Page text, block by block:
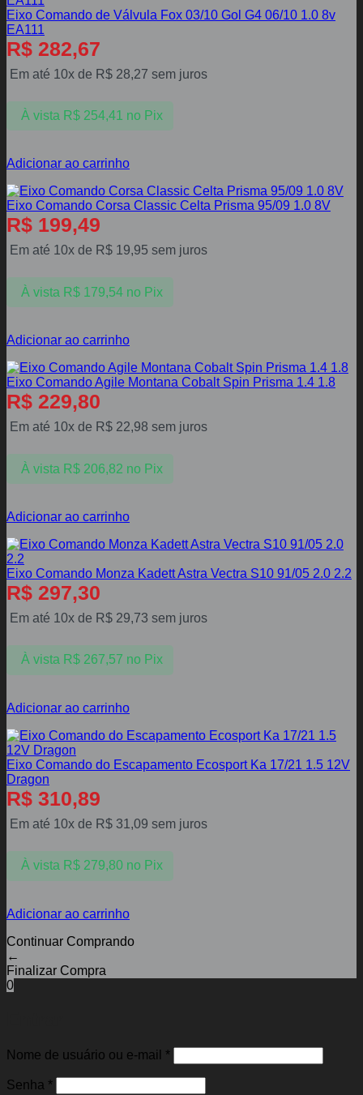
Eixo Comando de Válvula Fox 03/10 Gol G4 06/10 1.0 8v
EA111
R$ 282,67
Em até 10x de R$ 28,27 sem juros
À vista R$254,41 no Pix
Adicionar ao carrinho
Eixo Comando Corsa Classic Celta Prisma 95/09 1.0 8V
R$ 199,49
Em até 10x de R$ 19,95 sem juros
À vista R$179,54 no Pix
Adicionar ao carrinho
Eixo Comando Agile Montana Cobalt Spin Prisma 1.4 1.8
R$ 229,80
Em até 10x de R$ 22,98 sem juros
À vista R$206,82 no Pix
Adicionar ao carrinho
Eixo Comando Monza Kadett Astra Vectra S10 91/05 2.0 2.2
R$ 297,30
Em até 10x de R$ 29,73 sem juros
À vista R$267,57 no Pix
Adicionar ao carrinho
Eixo Comando do Escapamento Ecosport Ka 17/21 1.5 12V
Dragon
R$ 310,89
Em até 10x de R$ 31,09 sem juros
À vista R$279,80 no Pix
Adicionar ao carrinho
Continuar Comprando
←
Finalizar Compra
0
Nome de usuário ou e-mail *Obrigatório
Senha *Obrigatório